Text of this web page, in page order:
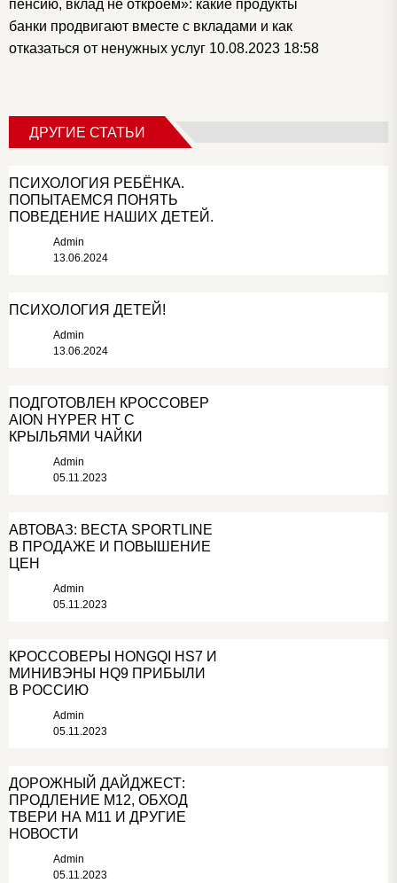
пенсию, вклад не откроем»: какие продукты
банки продвигают вместе с вкладами и как
отказаться от ненужных услуг 10.08.2023 18:58
ДРУГИЕ СТАТЬИ
ПСИХОЛОГИЯ РЕБЁНКА.
ПОПЫТАЕМСЯ ПОНЯТЬ
ПОВЕДЕНИЕ НАШИХ ДЕТЕЙ.
Admin
13.06.2024
ПСИХОЛОГИЯ ДЕТЕЙ!
Admin
13.06.2024
ПОДГОТОВЛЕН КРОССОВЕР
AION HYPER HT С
КРЫЛЬЯМИ ЧАЙКИ
Admin
05.11.2023
АВТОВАЗ: ВЕСТА SPORTLINE
В ПРОДАЖЕ И ПОВЫШЕНИЕ
ЦЕН
Admin
05.11.2023
КРОССОВЕРЫ HONGQI HS7 И
МИНИВЭНЫ HQ9 ПРИБЫЛИ
В РОССИЮ
Admin
05.11.2023
ДОРОЖНЫЙ ДАЙДЖЕСТ:
ПРОДЛЕНИЕ М12, ОБХОД
ТВЕРИ НА М11 И ДРУГИЕ
НОВОСТИ
Admin
05.11.2023